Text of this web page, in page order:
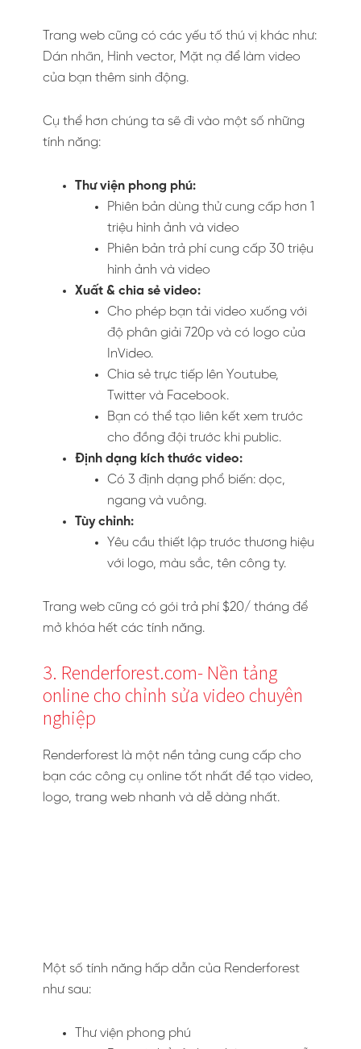
Trang web cũng có các yếu tố thú vị khác như:
Dán nhãn, Hình vector, Mặt nạ để làm video
của bạn thêm sinh động.
Cụ thể hơn chúng ta sẽ đi vào một số những
tính năng:
Thư viện phong phú:
Phiên bản dùng thử cung cấp hơn 1
triệu hình ảnh và video
Phiên bản trả phí cung cấp 30 triệu
hình ảnh và video
Xuất & chia sẻ video:
Cho phép bạn tải video xuống với
độ phân giải 720p và có logo của
InVideo.
Chia sẻ trực tiếp lên Youtube,
Twitter và Facebook.
Bạn có thể tạo liên kết xem trước
cho đồng đội trước khi public.
Định dạng kích thước video:
Có 3 định dạng phổ biến: dọc,
ngang và vuông.
Tùy chỉnh:
Yêu cầu thiết lập trước thương hiệu
với logo, màu sắc, tên công ty.
Trang web cũng có gói trả phí $20/ tháng để
mở khóa hết các tính năng.
3. Renderforest.com- Nền tảng
online cho chỉnh sửa video chuyên
nghiệp
Renderforest là một nền tảng cung cấp cho
bạn các công cụ online tốt nhất để tạo video,
logo, trang web nhanh và dễ dàng nhất.
Một số tính năng hấp dẫn của Renderforest
như sau:
Thư viện phong phú